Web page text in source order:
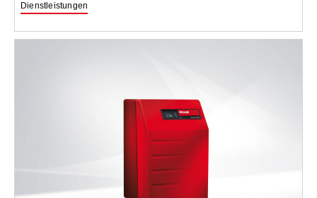
Dienstleistungen